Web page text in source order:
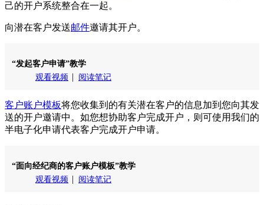
己的开户系统整合在一起。
向潜在客户发送邮件邀请其开户。
“发起客户申请”教学
观看视频
阅读笔记
客户账户模板将您收集到的有关潜在客户的信息加到您向其发
送的开户邀请中。如您想协助客户完成开户，则可使用我们的
半电子化申请代表客户完成开户申请。
“面向经纪商的客户账户模板”教学
观看视频
阅读笔记